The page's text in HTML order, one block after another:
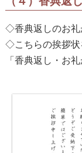
◇香典返しのお礼
◇こちらの挨拶状
「香典返し・お